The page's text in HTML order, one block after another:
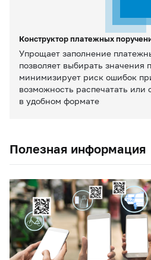
Конструктор платежных
Упрощает заполнение
позволяет выбирать значения
минимизирует риск ошибок
возможность распечатать или
в удобном формате
Полезная информация